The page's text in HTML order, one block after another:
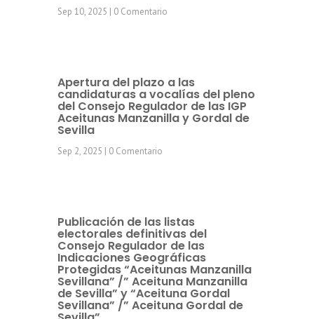
Sep 10, 2025 | 0 Comentario
Apertura del plazo a las
candidaturas a vocalías del pleno
del Consejo Regulador de las IGP
Aceitunas Manzanilla y Gordal de
Sevilla
Sep 2, 2025 | 0 Comentario
Publicación de las listas
electorales definitivas del
Consejo Regulador de las
Indicaciones Geográficas
Protegidas “Aceitunas Manzanilla
Sevillana” /” Aceituna Manzanilla
de Sevilla” y “Aceituna Gordal
Sevillana” /” Aceituna Gordal de